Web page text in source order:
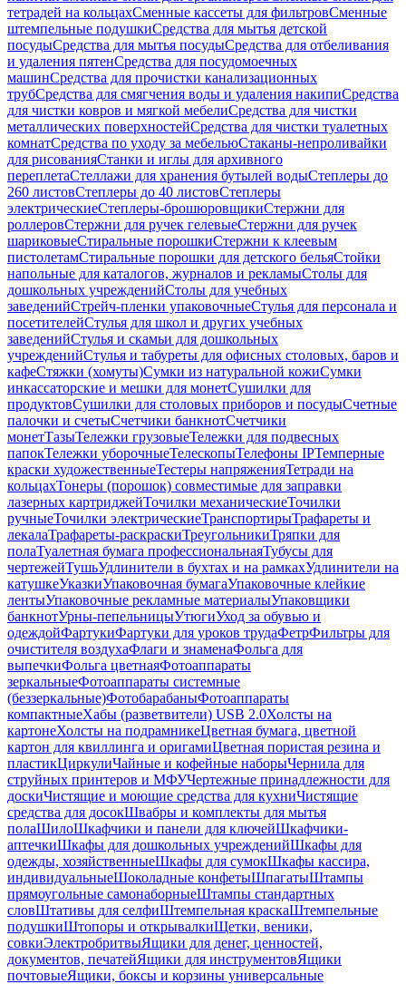
тетрадей на кольцахСменные кассеты для фильтровСменные
штемпельные подушкиСредства для мытья детской
посудыСредства для мытья посудыСредства для отбеливания
и удаления пятенСредства для посудомоечных
машинСредства для прочистки канализационных
трубСредства для смягчения воды и удаления накипиСредства
для чистки ковров и мягкой мебелиСредства для чистки
металлических поверхностейСредства для чистки туалетных
комнатСредства по уходу за мебельюСтаканы-непроливайки
для рисованияСтанки и иглы для архивного
переплетаСтеллажи для хранения бутылей водыСтеплеры до
260 листовСтеплеры до 40 листовСтеплеры
электрическиеСтеплеры-брошюровщикиСтержни для
роллеровСтержни для ручек гелевыеСтержни для ручек
шариковыеСтиральные порошкиСтержни к клеевым
пистолетамСтиральные порошки для детского бельяСтойки
напольные для каталогов, журналов и рекламыСтолы для
дошкольных учрежденийСтолы для учебных
заведенийСтрейч-пленки упаковочныеСтулья для персонала и
посетителейСтулья для школ и других учебных
заведенийСтулья и скамьи для дошкольных
учрежденийСтулья и табуреты для офисных столовых, баров и
кафеСтяжки (хомуты)Сумки из натуральной кожиСумки
инкассаторские и мешки для монетСушилки для
продуктовСушилки для столовых приборов и посудыСчетные
палочки и счетыСчетчики банкнотСчетчики
монетТазыТележки грузовыеТележки для подвесных
папокТележки уборочныеТелескопыТелефоны IPТемперные
краски художественныеТестеры напряженияТетради на
кольцахТонеры (порошок) совместимые для заправки
лазерных картриджейТочилки механическиеТочилки
ручныеТочилки электрическиеТранспортирыТрафареты и
лекалаТрафареты-раскраскиТреугольникиТряпки для
полаТуалетная бумага профессиональнаяТубусы для
чертежейТушьУдлинители в бухтах и на рамкахУдлинители на
катушкеУказкиУпаковочная бумагаУпаковочные клейкие
лентыУпаковочные рекламные материалыУпаковщики
банкнотУрны-пепельницыУтюгиУход за обувью и
одеждойФартукиФартуки для уроков трудаФетрФильтры для
очистителя воздухаФлаги и знаменаФольга для
выпечкиФольга цветнаяФотоаппараты
зеркальныеФотоаппараты системные
(беззеркальные)ФотобарабаныФотоаппараты
компактныеХабы (разветвители) USB 2.0Холсты на
картонеХолсты на подрамникеЦветная бумага, цветной
картон для квиллинга и оригамиЦветная пористая резина и
пластикЦиркулиЧайные и кофейные наборыЧернила для
струйных принтеров и МФУЧертежные принадлежности для
доскиЧистящие и моющие средства для кухниЧистящие
средства для досокШвабры и комплекты для мытья
полаШилоШкафчики и панели для ключейШкафчики-
аптечкиШкафы для дошкольных учрежденийШкафы для
одежды, хозяйственныеШкафы для сумокШкафы кассира,
индивидуальныеШоколадные конфетыШпагатыШтампы
прямоугольные самонаборныеШтампы стандартных
словШтативы для селфиШтемпельная краскаШтемпельные
подушкиШтопоры и открывалкиЩетки, веники,
совкиЭлектробритвыЯщики для денег, ценностей,
документов, печатейЯщики для инструментовЯщики
почтовыеЯщики, боксы и корзины универсальные